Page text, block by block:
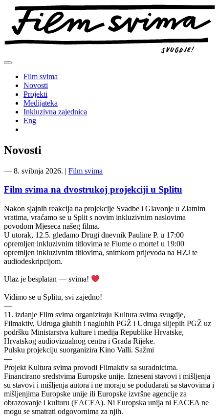
Preskoči
sadržaj
Film svima
Novosti
Projekti
Medijateka
Inkluzivna zajednica
Eng
Novosti
― 8. svibnja 2026. | Film svima
Film svima na dvostrukoj projekciji u Splitu
Nakon sjajnih reakcija na projekcije Svadbe i Glavonje u Zlatnim
vratima, vraćamo se u Split s novim inkluzivnim naslovima
povodom Mjeseca našeg filma.
U utorak, 12.5. gledamo Drugi dnevnik Pauline P. u 17:00
opremljen inkluzivnim titlovima te Fiume o morte! u 19:00
opremljen inkluzivnim titlovima, snimkom prijevoda na HZJ te
audiodeskripcijom.
Ulaz je besplatan — svima!
Vidimo se u Splitu, svi zajedno!
—
11.⁠ ⁠izdanje Film svima organiziraju Kultura svima svugdje,
Filmaktiv, Udruga gluhih i nagluhih PGŽ i Udruga slijepih PGŽ uz
podršku Ministarstva kulture i medija Republike Hrvatske,
Hrvatskog audiovizualnog centra i Grada Rijeke.
Pulsku projekciju suorganizira Kino Valli. Sažmi
—
Projekt Kultura svima provodi Filmaktiv sa suradnicima.
Financirano sredstvima Europske unije. Izneseni stavovi i mišljenja
su stavovi i mišljenja autora i ne moraju se podudarati sa stavovima i
mišljenjima Europske unije ili Europske izvršne agencije za
obrazovanje i kulturu (EACEA). Ni Europska unija ni EACEA ne
mogu se smatrati odgovornima za njih.